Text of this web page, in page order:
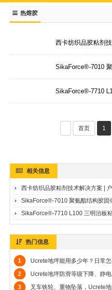
热熔胶
首页 1
相关信息
热门信息
1
Ucrete地坪能用多少年？日常怎么保养？——联系港珠澳大桥
2
Ucrete地坪防滑等级下降、静电积聚、微裂缝——功能失效怎么
3
叉车铁轮、重物坠落，Ucrete地面坑洞怎么彻底修复？——